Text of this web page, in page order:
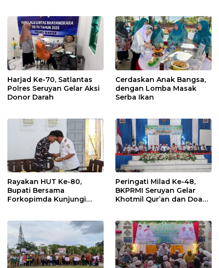
Etika Hukum Pendidikan
Harjad Ke-70, Satlantas
Polres Seruyan Gelar Aksi
Donor Darah
Cerdaskan Anak Bangsa,
dengan Lomba Masak
Serba Ikan
Rayakan HUT Ke-80,
Bupati Bersama
Forkopimda Kunjungi
Peringati Milad Ke-48,
BKPRMI Seruyan Gelar
Khotmil Qur’an dan Doa